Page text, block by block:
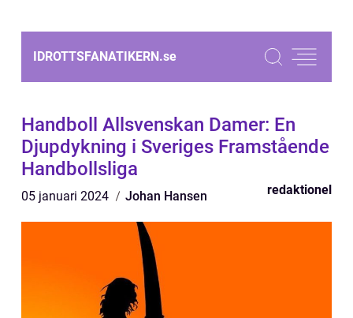
IDROTTSFANATIKERN.se
Handboll Allsvenskan Damer: En
Djupdykning i Sveriges Framstående
Handbollsliga
05 januari 2024 Johan Hansen redaktionel